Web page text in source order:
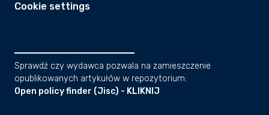
Cookie settings
Sprawdź czy wydawca pozwala na zamieszczenie
opublikowanych artykułów w repozytorium:
Open policy finder (Jisc) - KLIKNIJ